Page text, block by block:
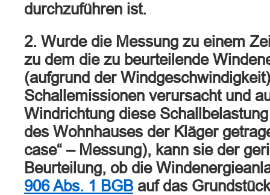
durchzuführen ist.
2. Wurde die Messung zu einem
zu dem die zu beurteilende
(aufgrund der
Schallemissionen verursacht und
Windrichtung diese
des Wohnhauses der Kläger
case“ – Messung), kann sie der
Beurteilung, ob die
906 Abs. 1 BGB auf das